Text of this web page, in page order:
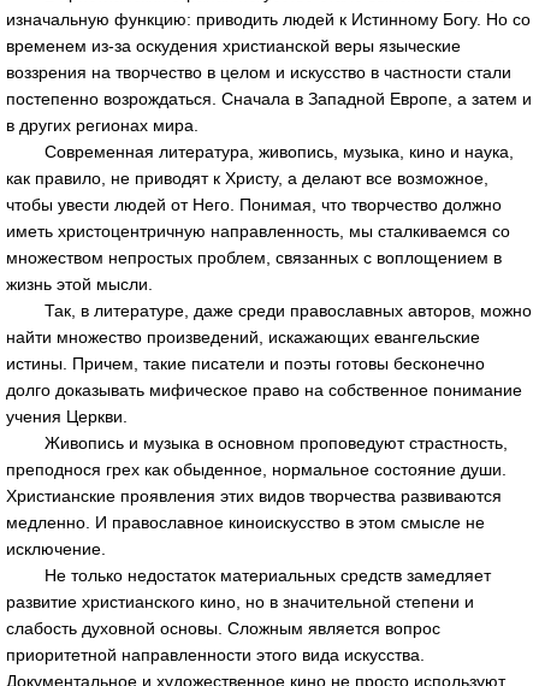
изначальную функцию: приводить людей к Истинному Богу. Но со
временем из-за оскудения христианской веры языческие
воззрения на творчество в целом и искусство в частности стали
постепенно возрождаться. Сначала в Западной Европе, а затем и
в других регионах мира.
Современная литература, живопись, музыка, кино и наука,
как правило, не приводят к Христу, а делают все возможное,
чтобы увести людей от Него. Понимая, что творчество должно
иметь христоцентричную направленность, мы сталкиваемся со
множеством непростых проблем, связанных с воплощением в
жизнь этой мысли.
Так, в литературе, даже среди православных авторов, можно
найти множество произведений, искажающих евангельские
истины. Причем, такие писатели и поэты готовы бесконечно
долго доказывать мифическое право на собственное понимание
учения Церкви.
Живопись и музыка в основном проповедуют страстность,
преподнося грех как обыденное, нормальное состояние души.
Христианские проявления этих видов творчества развиваются
медленно. И православное киноискусство в этом смысле не
исключение.
Не только недостаток материальных средств замедляет
развитие христианского кино, но в значительной степени и
слабость духовной основы. Сложным является вопрос
приоритетной направленности этого вида искусства.
Документальное и художественное кино не просто используют